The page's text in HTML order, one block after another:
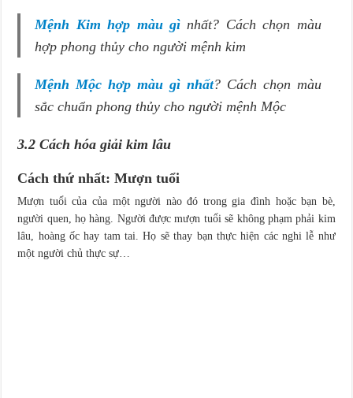
Mệnh Kim hợp màu gì nhất? Cách chọn màu
hợp phong thủy cho người mệnh kim
Mệnh Mộc hợp màu gì nhất? Cách chọn màu
sắc chuẩn phong thủy cho người mệnh Mộc
3.2 Cách hóa giải kim lâu
Cách thứ nhất: Mượn tuổi
Mượn tuổi của của một người nào đó trong gia đình hoặc bạn bè,
người quen, họ hàng. Người được mượn tuổi sẽ không phạm phải kim
lâu, hoàng ốc hay tam tai. Họ sẽ thay bạn thực hiện các nghi lễ như
một người chủ thực sự…